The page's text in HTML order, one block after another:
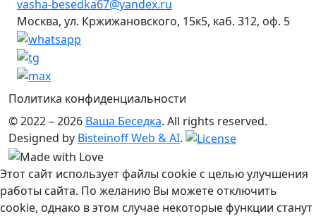
vasha-besedka67@yandex.ru
Москва, ул. Кржижановского, 15к5, каб. 312, оф. 5
Политика конфиденциальности
© 2022 – 2026 Ваша Беседка. All rights reserved.
Designed by Bisteinoff Web & AI.
Этот сайт использует файлы cookie с целью улучшения
работы сайта. По желанию Вы можете отключить
cookie, однако в этом случае некоторые функции станут